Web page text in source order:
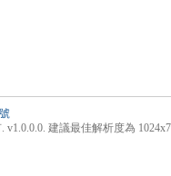
v1.0.0.0. 建議最佳解析度為